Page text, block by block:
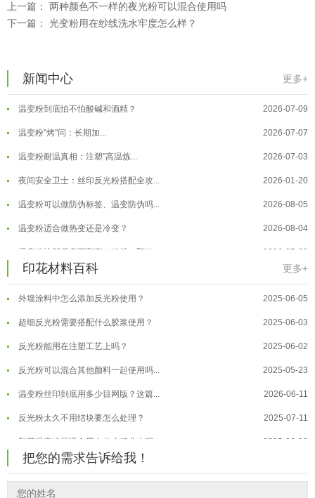
上一篇： 两种颜色不一样的夜光粉可以混合使用吗
下一篇： 光变粉用在纱线洗水牢度怎么样？
新闻中心 更多+
温变粉注塑后表面翻车？粗糙、颗粒...
温变粉"罢工"指南：为... 2026-07-10
温变粉到底怕不怕酸碱和酒精？ 2026-07-09
温变粉"烤"问：长期加... 2026-07-07
温变粉耐温真相：注塑"高温炼... 2026-07-03
夜间安全卫士：丝印反光粉搭配全攻... 2026-01-20
温变粉可以做防伪标签、温变防伪吗... 2026-08-05
温变粉适合做热变还是冷变？ 2026-08-04
温变粉注塑后表面翻车？粗糙、颗粒... 2026-07-28
温变粉保质期有多久？开封后如何保... 2026-07-20
温变粉大批量保存指南｜做对这几步... 2026-07-17
温变粉"罢工"指南：为... 2026-07-10
温变粉到底怕不怕酸碱和酒精？ 2026-07-09
温变粉"烤"问：长期加... 2026-07-07
温变粉耐温真相：注塑"高温炼... 2026-07-03
夜间安全卫士：丝印反光粉搭配全攻... 2026-01-20
印花材料百科 更多+
温变粉丝印到底用多少目网版？这篇...
反光粉太久不用结块要怎么处理？
印花温变粉最适合用在什么行业上呢...
油性反光粉怎么印花效果最好？
超细反光粉怎么印牢度才会更好？
反光粉是永久有效的吗？能用多久？ 2025-06-10
外墙涂料中怎么添加反光粉使用？ 2025-06-05
超细反光粉需要搭配什么胶浆使用？ 2025-06-03
反光粉能用在注塑工艺上吗？ 2025-06-02
反光粉可以混合其他颜料一起使用吗... 2025-05-23
温变粉丝印到底用多少目网版？这篇... 2026-06-11
反光粉太久不用结块要怎么处理？ 2025-07-11
印花温变粉最适合用在什么行业上呢... 2025-06-20
油性反光粉怎么印花效果最好？
把您的需求告诉给我！